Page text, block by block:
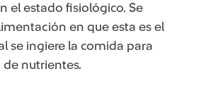
el estado fisiológico. Se
en que esta es el
se ingiere la comida para
de nutrientes.